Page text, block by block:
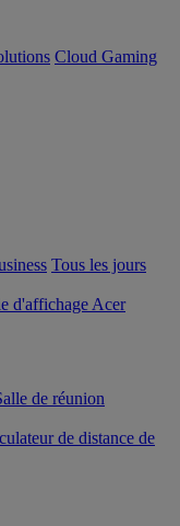
Cloud Gaming
Tous les jours
d'affichage Acer
de réunion
de distance de